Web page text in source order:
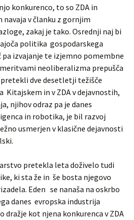
konkurenco, to so ZDA in
navaja v članku z gornjim
zakaj je tako. Osrednji naj bi
politika gospodarskega
izvajanje te izjemno pomembne
neoliberalizma prepušča
dve desetletji težišče
Kitajskem in v ZDA v dejavnostih,
njihov odraz pa je danes
in robotika, je bil razvoj
usmerjen v klasične dejavnosti
pretekla leta doživelo tudi
ki sta že in še bosta njegovo
Eden se nanaša na oskrbo
danes evropska industrija
dražje kot njena konkurenca v ZDA